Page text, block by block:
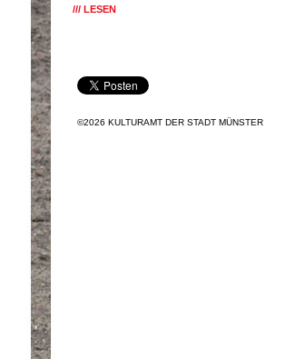
LESEN
©2026 KULTURAMT DER STADT MÜNSTER